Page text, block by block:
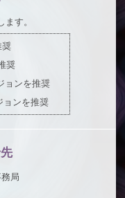
す。
奨
奨
ョンを推奨
ョンを推奨
局